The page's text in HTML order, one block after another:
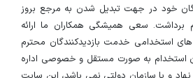
خود در جهت تبدیل شدن به مرجع بروز
برداشت. سعی همیشگی همکاران ما ارائه
استخدامی خدمت بازدیدکنندگان محترم
استخدام به صورت مستقل و خصوصی اداره